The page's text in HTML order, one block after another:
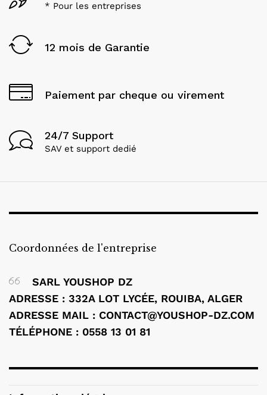
* Pour les entreprises
12 mois de Garantie
Paiement par cheque ou virement
24/7 Support
SAV et support dedié
Coordonnées de l'entreprise
SARL YOUSHOP DZ
ADRESSE : 332A LOT LYCÉE, ROUIBA, ALGER
ADRESSE MAIL : CONTACT@YOUSHOP-DZ.COM
TÉLÉPHONE : 0558 13 01 81